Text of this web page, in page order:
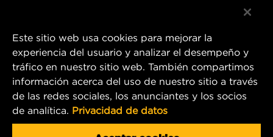
1 Wix Way
P.O. Box 1967
Gastonia, NC 28054
Product & Customer Service Email:
Este sitio web usa cookies para mejorar la
experiencia del usuario y analizar el desempeño y
tráfico en nuestro sitio web. También compartimos
información acerca del uso de nuestro sitio a través
de las redes sociales, los anunciantes y los socios
de analítica. Privacidad de datos